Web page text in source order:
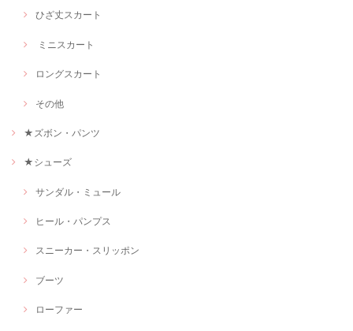
ひざ丈スカート
ミニスカート
ロングスカート
その他
★ズボン・パンツ
★シューズ
サンダル・ミュール
ヒール・パンプス
スニーカー・スリッポン
ブーツ
ローファー